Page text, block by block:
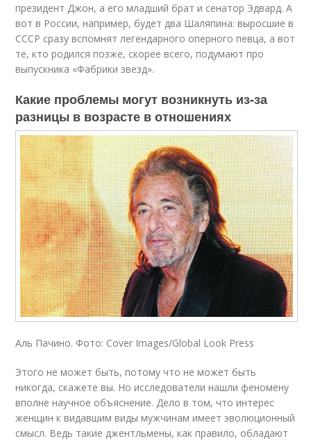
президент Джон, а его младший брат и сенатор Эдвард. А
вот в России, например, будет два Шаляпина: выросшие в
СССР сразу вспомнят легендарного оперного певца, а вот
те, кто родился позже, скорее всего, подумают про
выпускника «Фабрики звезд».
Какие проблемы могут возникнуть из-за
разницы в возрасте в отношениях
Аль Пачино. Фото: Cover Images/Global Look Press
Этого не может быть, потому что не может быть
никогда, скажете вы. Но исследователи нашли феномену
вполне научное объяснение. Дело в том, что интерес
женщин к видавшим виды мужчинам имеет эволюционный
смысл. Ведь такие джентльмены, как правило, обладают